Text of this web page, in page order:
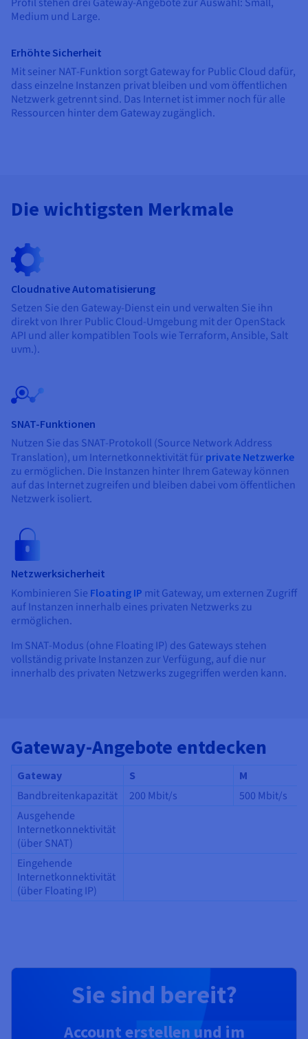
Medium und Large.
Erhöhte Sicherheit
Mit seiner NAT-Funktion sorgt Gateway for Public Cloud dafür,
dass einzelne Instanzen privat bleiben und vom öffentlichen
Netzwerk getrennt sind. Das Internet ist immer noch für alle
Ressourcen hinter dem Gateway zugänglich.
Die wichtigsten Merkmale
Cloudnative Automatisierung
Setzen Sie den Gateway-Dienst ein und verwalten Sie ihn
direkt von Ihrer Public Cloud-Umgebung mit der OpenStack
API und aller kompatiblen Tools wie Terraform, Ansible, Salt
uvm.).
SNAT-Funktionen
Nutzen Sie das SNAT-Protokoll (Source Network Address
Translation), um Internetkonnektivität für private Netzwerke
zu ermöglichen. Die Instanzen hinter Ihrem Gateway können
auf das Internet zugreifen und bleiben dabei vom öffentlichen
Netzwerk isoliert.
Netzwerksicherheit
Kombinieren Sie Floating IP mit Gateway, um externen Zugriff
auf Instanzen innerhalb eines privaten Netzwerks zu
ermöglichen.
Im SNAT-Modus (ohne Floating IP) des Gateways stehen
vollständig private Instanzen zur Verfügung, auf die nur
innerhalb des privaten Netzwerks zugegriffen werden kann.
Gateway-Angebote entdecken
Gateway S M
Bandbreitenkapazität 200 Mbit/s
500 Mbit/s
Ausgehende
Internetkonnektivität
(über SNAT)
Eingehende
Internetkonnektivität
(über Floating IP)
Sie sind bereit?
Account erstellen und im